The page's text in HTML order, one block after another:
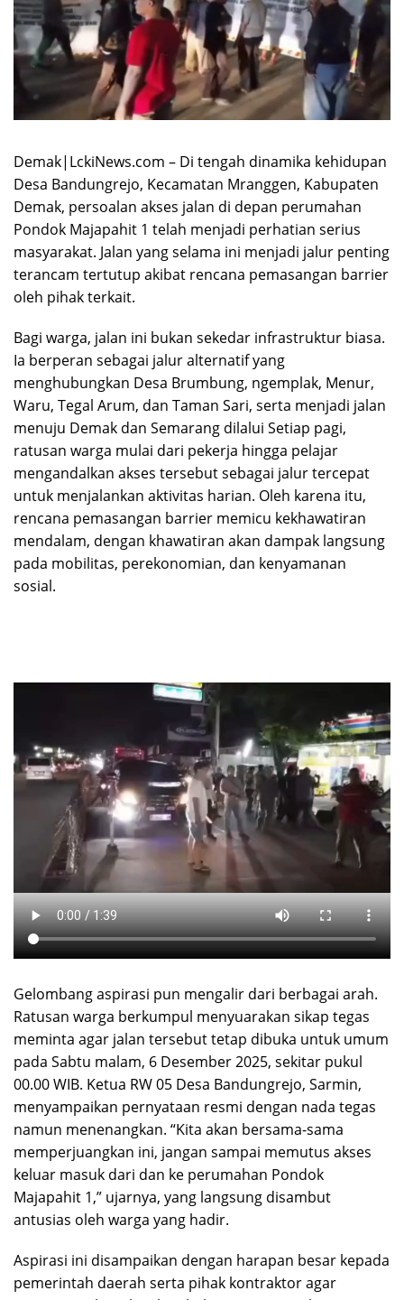
Demak|LckiNews.com – Di tengah dinamika kehidupan
Desa Bandungrejo, Kecamatan Mranggen, Kabupaten
Demak, persoalan akses jalan di depan perumahan
Pondok Majapahit 1 telah menjadi perhatian serius
masyarakat. Jalan yang selama ini menjadi jalur penting
terancam tertutup akibat rencana pemasangan barrier
oleh pihak terkait.
Bagi warga, jalan ini bukan sekedar infrastruktur biasa.
Ia berperan sebagai jalur alternatif yang
menghubungkan Desa Brumbung, ngemplak, Menur,
Waru, Tegal Arum, dan Taman Sari, serta menjadi jalan
menuju Demak dan Semarang dilalui Setiap pagi,
ratusan warga mulai dari pekerja hingga pelajar
mengandalkan akses tersebut sebagai jalur tercepat
untuk menjalankan aktivitas harian. Oleh karena itu,
rencana pemasangan barrier memicu kekhawatiran
mendalam, dengan khawatiran akan dampak langsung
pada mobilitas, perekonomian, dan kenyamanan
sosial.
Gelombang aspirasi pun mengalir dari berbagai arah.
Ratusan warga berkumpul menyuarakan sikap tegas
meminta agar jalan tersebut tetap dibuka untuk umum
pada Sabtu malam, 6 Desember 2025, sekitar pukul
00.00 WIB. Ketua RW 05 Desa Bandungrejo, Sarmin,
menyampaikan pernyataan resmi dengan nada tegas
namun menenangkan. “Kita akan bersama-sama
memperjuangkan ini, jangan sampai memutus akses
keluar masuk dari dan ke perumahan Pondok
Majapahit 1,” ujarnya, yang langsung disambut
antusias oleh warga yang hadir.
Aspirasi ini disampaikan dengan harapan besar kepada
pemerintah daerah serta pihak kontraktor agar